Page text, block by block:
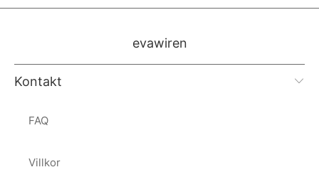
evawiren
Kontakt
FAQ
Villkor